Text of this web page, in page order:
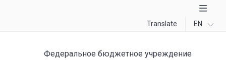
Translate EN
Федеральное бюджетное учреждение